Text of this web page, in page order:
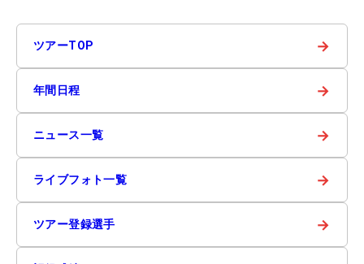
ツアーTOP →
年間日程 →
ニュース一覧 →
ライブフォト一覧 →
ツアー登録選手 →